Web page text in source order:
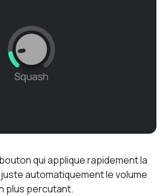
qui applique rapidement la
automatiquement le volume
plus percutant.